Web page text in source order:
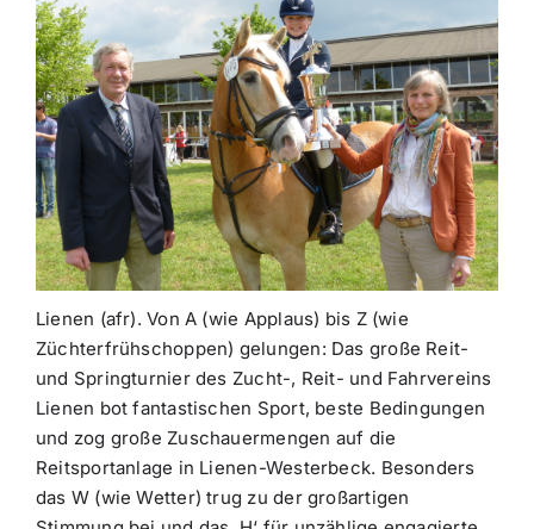
Lienen (afr). Von A (wie Applaus) bis Z (wie
Züchterfrühschoppen) gelungen: Das große Reit-
und Springturnier des Zucht-, Reit- und Fahrvereins
Lienen bot fantastischen Sport, beste Bedingungen
und zog große Zuschauermengen auf die
Reitsportanlage in Lienen-Westerbeck. Besonders
das W (wie Wetter) trug zu der großartigen